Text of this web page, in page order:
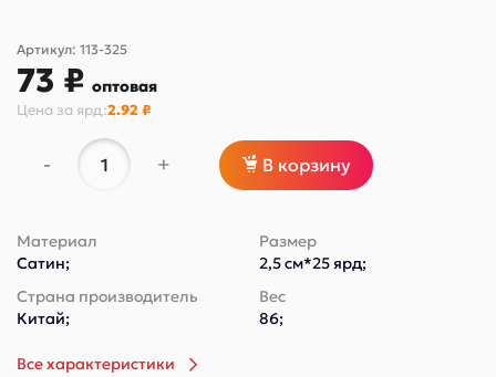
Артикул: 113-325
73 ₽ оптовая
Цена за ярд:2.92 ₽
- + В корзину
Материал
Сатин;
Размер
2,5 см*25 ярд;
Страна производитель
Китай;
Вес
86;
Все характеристики